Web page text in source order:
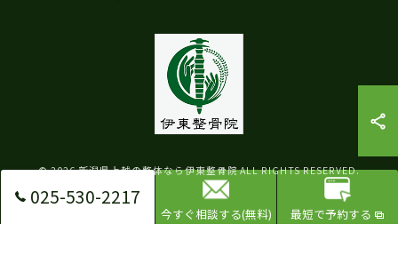
025-530-2217
今すぐ相談する(無料) 最短で予約する
© 2026 新潟県上越の整体なら伊東整骨院 ALL RIGHTS RESERVED.